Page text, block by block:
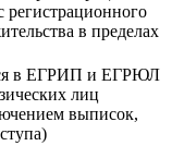
регистрационного
в пределах
в ЕГРИП и ЕГРЮЛ
лиц
выписок,